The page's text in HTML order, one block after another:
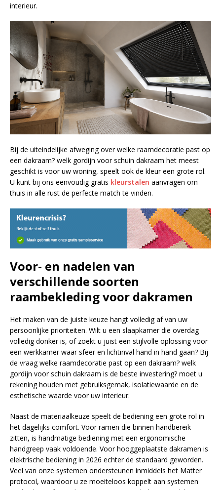
interieur.
Bij de uiteindelijke afweging over welke raamdecoratie past op
een dakraam? welk gordijn voor schuin dakraam het meest
geschikt is voor uw woning, speelt ook de kleur een grote rol.
U kunt bij ons eenvoudig gratis kleurstalen aanvragen om
thuis in alle rust de perfecte match te vinden.
Voor- en nadelen van
verschillende soorten
raambekleding voor dakramen
Het maken van de juiste keuze hangt volledig af van uw
persoonlijke prioriteiten. Wilt u een slaapkamer die overdag
volledig donker is, of zoekt u juist een stijlvolle oplossing voor
een werkkamer waar sfeer en lichtinval hand in hand gaan? Bij
de vraag welke raamdecoratie past op een dakraam? welk
gordijn voor schuin dakraam is de beste investering? moet u
rekening houden met gebruiksgemak, isolatiewaarde en de
esthetische waarde voor uw interieur.
Naast de materiaalkeuze speelt de bediening een grote rol in
het dagelijks comfort. Voor ramen die binnen handbereik
zitten, is handmatige bediening met een ergonomische
handgreep vaak voldoende. Voor hooggeplaatste dakramen is
elektrische bediening in 2026 echter de standaard geworden.
Veel van onze systemen ondersteunen inmiddels het Matter
protocol, waardoor u ze moeiteloos koppelt aan systemen